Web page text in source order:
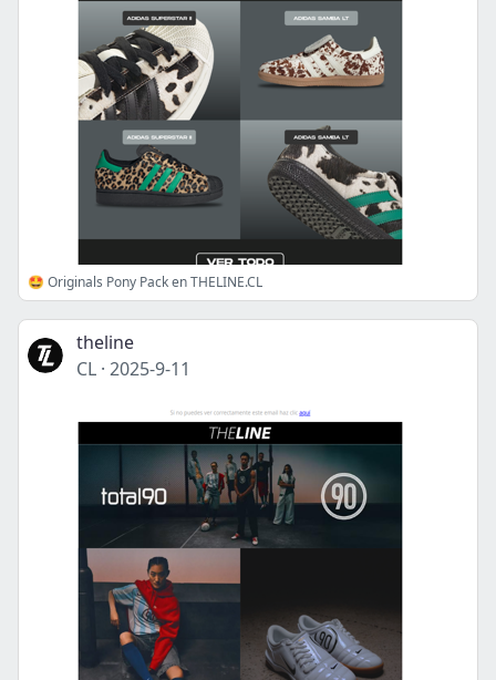
🤩 Originals Pony Pack en THELINE.CL
theline
CL · 2025-9-11